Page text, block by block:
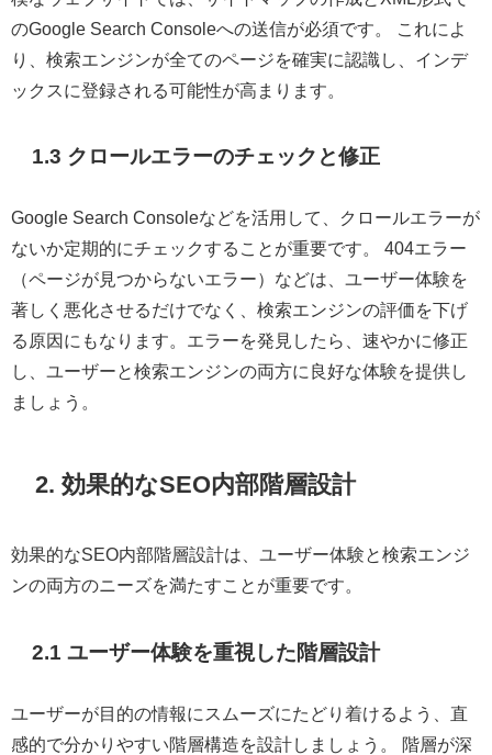
のGoogle Search Consoleへの送信が必須です。 これによ
り、検索エンジンが全てのページを確実に認識し、インデ
ックスに登録される可能性が高まります。
1.3 クロールエラーのチェックと修正
Google Search Consoleなどを活用して、クロールエラーが
ないか定期的にチェックすることが重要です。 404エラー
（ページが見つからないエラー）などは、ユーザー体験を
著しく悪化させるだけでなく、検索エンジンの評価を下げ
る原因にもなります。エラーを発見したら、速やかに修正
し、ユーザーと検索エンジンの両方に良好な体験を提供し
ましょう。
2. 効果的なSEO内部階層設計
効果的なSEO内部階層設計は、ユーザー体験と検索エンジ
ンの両方のニーズを満たすことが重要です。
2.1 ユーザー体験を重視した階層設計
ユーザーが目的の情報にスムーズにたどり着けるよう、直
感的で分かりやすい階層構造を設計しましょう。 階層が深